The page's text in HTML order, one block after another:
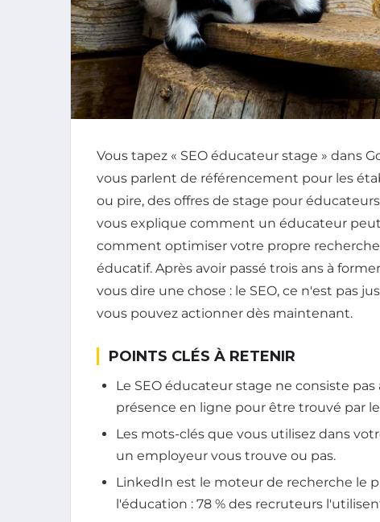
Vous tapez « SEO éducateur stage » dans
vous parlent de référencement pour les
ou pire, des offres de stage pour
vous explique comment un éducateur
comment optimiser votre propre
éducatif. Après avoir passé trois ans à
vous dire une chose : le SEO, ce n'est pas
vous pouvez actionner dès maintenant.
POINTS CLÉS À RETENIR
Le SEO éducateur stage ne consiste
présence en ligne pour être trouvé par
Les mots-clés que vous utilisez dans
un employeur vous trouve ou pas.
LinkedIn est le moteur de recherche le
l'éducation : 78 % des recruteurs